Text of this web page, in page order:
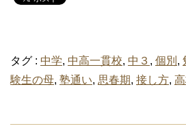
タグ : 中学, 中高一貫校, 中３ , 個別 ,
験生の母, 塾通い, 思春期, 接し方,